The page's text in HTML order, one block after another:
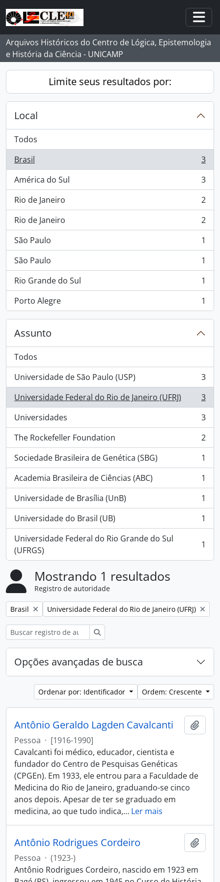
Skip to main content
Arquivos Históricos do Centro de Lógica, Epistemologia
e História da Ciência - UNICAMP
Limite seus resultados por:
Local
Todos
Brasil
, 3 resultados
3
América do Sul
, 3 resultados
3
Rio de Janeiro
, 2 resultados
2
Rio de Janeiro
, 2 resultados
2
São Paulo
, 1 resultados
1
São Paulo
, 1 resultados
1
Rio Grande do Sul
, 1 resultados
1
Porto Alegre
, 1 resultados 1
Assunto
Todos
Universidade de São Paulo (USP)
, 3 resultados
3
Universidade Federal do Rio de Janeiro (UFRJ)
, 3 resultados
3
Universidades
, 3 resultados
3
The Rockefeller Foundation
, 2 resultados
2
Sociedade Brasileira de Genética (SBG)
, 1 resultados
1
Academia Brasileira de Ciências (ABC)
, 1 resultados
1
Universidade de Brasília (UnB)
, 1 resultados
1
Universidade do Brasil (UB)
, 1 resultados
1
Universidade Federal do Rio Grande do Sul
(UFRGS)
, 1 resultados 1
Mostrando 1 resultados
Registro de autoridade
Remover filtro:
Brasil Remover filtro:
Universidade Federal do Rio de Janeiro (UFRJ)
Opções avançadas de busca
Ordenar por: Identificador Ordem: Crescente
Antônio Geraldo Lagden Cavalcanti
Pessoa · [1916-1990]
Cavalcanti foi médico, educador, cientista e
fundador do Centro de Pesquisas Genéticas
(CPGEn). Em 1933, ele entrou para a Faculdade de
Medicina do Rio de Janeiro, graduando-se cinco
anos depois. Apesar de ter se graduado em
medicina, ao que tudo indica,… Ler mais
Antônio Rodrigues Cordeiro
Pessoa · (1923-)
Antônio Rodrigues Cordeiro, nascido em 1923 em